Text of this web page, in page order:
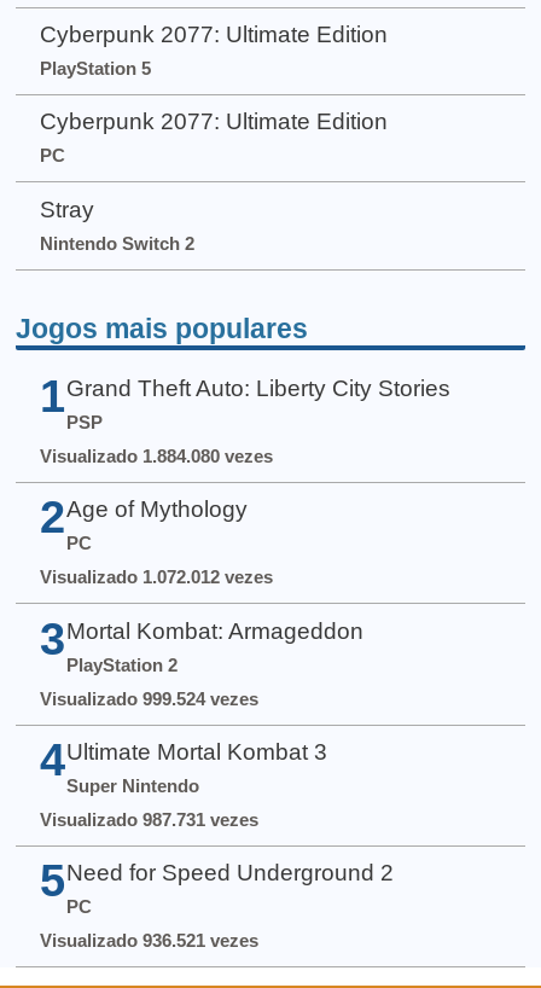
Cyberpunk 2077: Ultimate Edition
PlayStation 5
Cyberpunk 2077: Ultimate Edition
PC
Stray
Nintendo Switch 2
Jogos mais populares
1 Grand Theft Auto: Liberty City Stories
PSP
Visualizado 1.884.080 vezes
2 Age of Mythology
PC
Visualizado 1.072.012 vezes
3 Mortal Kombat: Armageddon
PlayStation 2
Visualizado 999.524 vezes
4 Ultimate Mortal Kombat 3
Super Nintendo
Visualizado 987.731 vezes
5 Need for Speed Underground 2
PC
Visualizado 936.521 vezes